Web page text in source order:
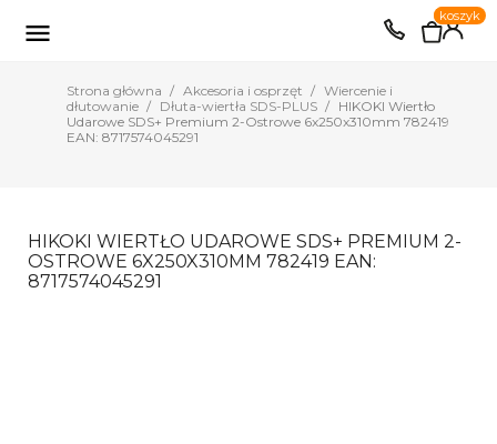
EUR PLN

0
koszyk
Strona główna Akcesoria i osprzęt
Wiercenie i
dłutowanie
Dłuta-wiertła SDS-PLUS
HIKOKI Wiertło
Udarowe SDS+ Premium 2-Ostrowe 6x250x310mm 782419
EAN: 8717574045291
HIKOKI WIERTŁO UDAROWE SDS+ PREMIUM 2-
OSTROWE 6X250X310MM 782419 EAN:
8717574045291